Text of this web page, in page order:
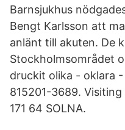
Barnsjukhus
Bengt Karlsson att
anlänt till akuten. De
Stockholmsområdet
druckit olika - oklara
815201-3689.
171 64 SOLNA.